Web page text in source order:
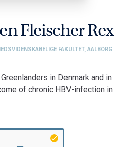
Fleischer Rex
FAKULTET, AALBORG
in Denmark and in
of chronic HBV-infection in